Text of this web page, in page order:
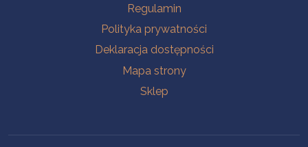
Regulamin
Polityka prywatności
Deklaracja dostępności
Mapa strony
Sklep